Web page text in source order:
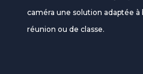
caméra une solution adaptée à
réunion ou de classe.